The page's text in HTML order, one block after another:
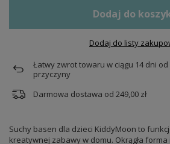
Dodaj do
Dodaj do listy
Łatwy zwrot towaru w ciągu 14dni od
przyczyny
Darmowa dostawa od 249,00 zł
Suchy basen dla dzieci KiddyMoon to
kreatywnej zabawy w domu. Okrągła